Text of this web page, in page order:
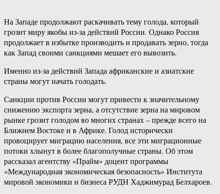
На Западе продолжают раскачивать тему голода, который
грозит миру якобы из-за действий России. Однако Россия
продолжает в избытке производить и продавать зерно, тогда
как Запад своими санкциями мешает его вывозить.
Именно из-за действий Запада африканские и азиатские
страны могут начать голодать.
Санкции против России могут привести к значительному
снижению экспорта зерна, а отсутствие зерна на мировом
рынке грозит голодом во многих странах – прежде всего на
Ближнем Востоке и в Африке. Голод исторически
провоцирует миграцию населения, все эти миграционные
потоки хлынут в более благополучные страны. Об этом
рассказал агентству «Прайм» доцент программы
«Международная экономическая безопасность» Института
мировой экономики и бизнеса РУДН Хаджимурад Белхароев.